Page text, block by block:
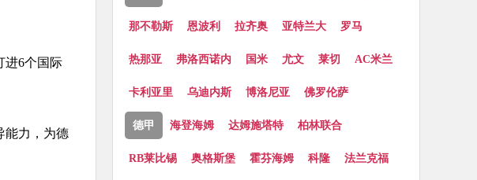
6个国际
力，为德
那不勒斯 恩波利 拉齐奥 亚特兰大 罗马
热那亚 弗洛西诺内 国米 尤文 莱切 AC米兰
卡利亚里 乌迪内斯 博洛尼亚 佛罗伦萨
德甲 海登海姆 达姆施塔特 柏林联合
RB莱比锡 奥格斯堡 霍芬海姆 科隆 法兰克福